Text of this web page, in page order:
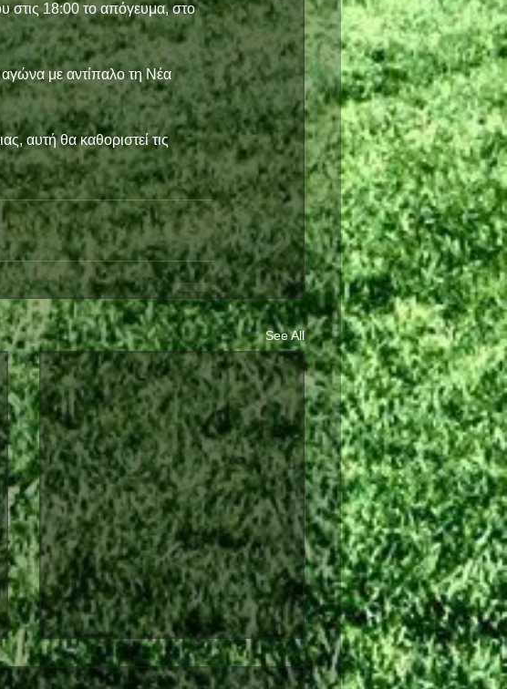
στις 18:00 το απόγευμα, στο
με αντίπαλο τη Νέα
αυτή θα καθοριστεί τις
See All